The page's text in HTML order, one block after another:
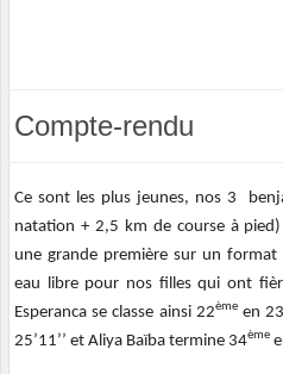
Compte-rendu
Ce sont les plus jeunes, nos 3
natation + 2,5 km de course à
une grande première sur un
eau libre pour nos filles qui ont
Esperanca se classe ainsi 22èmeen
25’11’’ et Aliya Baïba termine 34ème